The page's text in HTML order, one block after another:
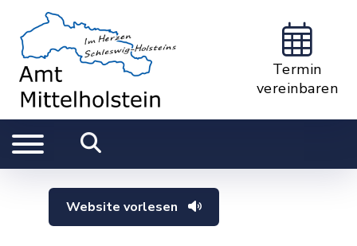
Termin
vereinbaren
Website vorlesen